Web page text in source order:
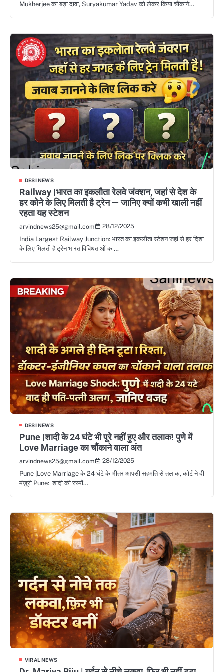
Mukherjee का बड़ा दावा, Suryakumar Yadav को लेकर किया चौंकाने…
DESI NEWS
Railway |भारत का इकलौता रेलवे जंक्शन, जहां से देश के
हर कोने के लिए मिलती है ट्रेन — जानिए क्यों कभी खाली नहीं
रहता यह स्टेशन
arvindnews25@gmail.com
28/12/2025
India Largest Railway Junction: भारत का इकलौता स्टेशन जहां से हर दिशा
के लिए मिलती है ट्रेन भारत विविधताओं का…
DESI NEWS
Pune |शादी के 24 घंटे भी पूरे नहीं हुए और तलाक! पुणे में
Love Marriage का चौंकाने वाला अंत
arvindnews25@gmail.com
28/12/2025
Pune |Love Marriage के 24 घंटे के भीतर आपसी सहमति से तलाक, कोर्ट ने दी
मंज़ूरी Pune: शादी की रस्मों…
VIRAL NEWS